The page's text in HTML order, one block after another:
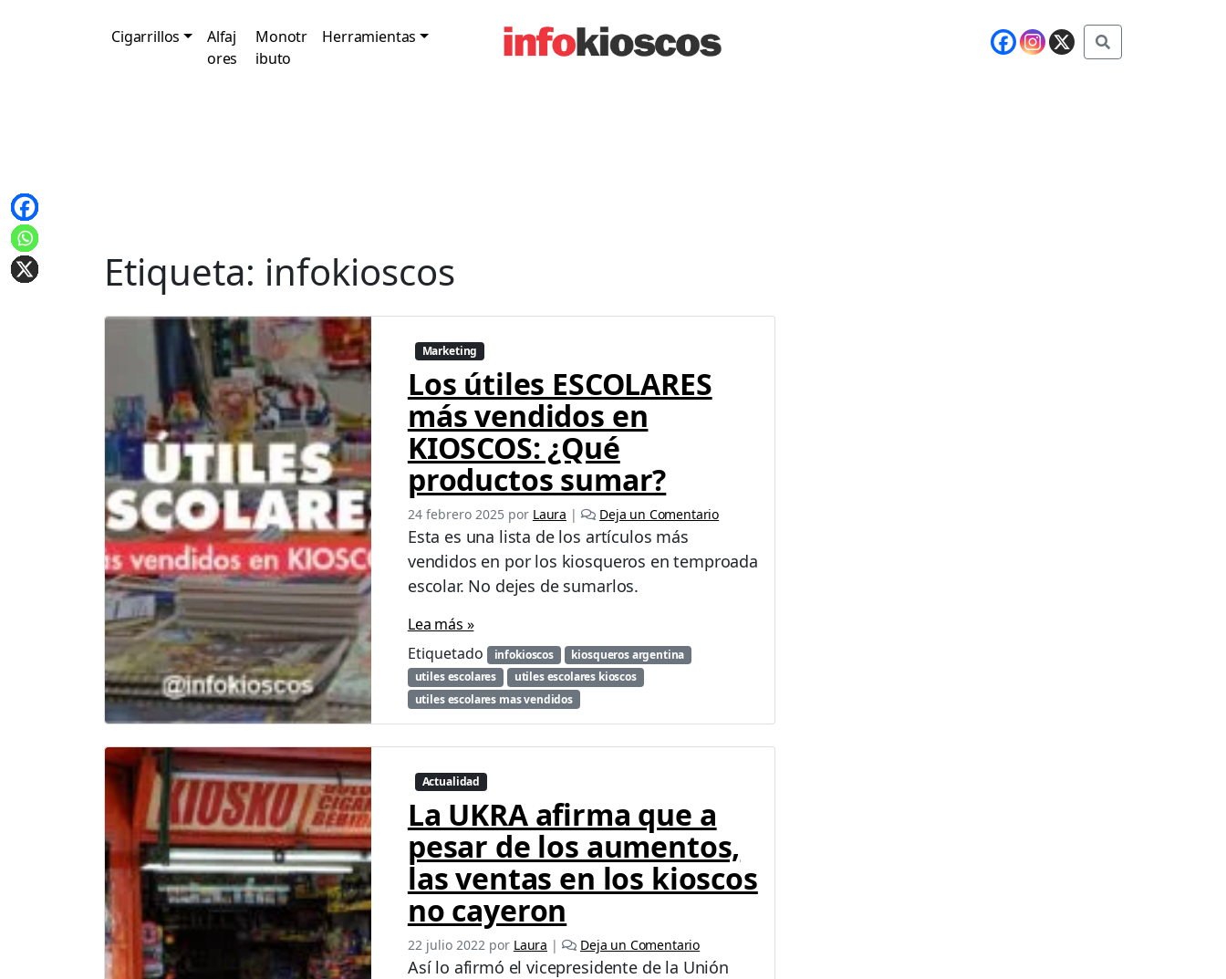
Cigarrillos
Alfaj
ores
Monotr
ibuto
Herramientas
Etiqueta: infokioscos
Marketing
Los útiles ESCOLARES
más vendidos en
KIOSCOS: ¿Qué
productos sumar?
24 febrero 2025 por Laura | Deja un Comentario
Esta es una lista de los artículos más
vendidos en por los kiosqueros en temproada
escolar. No dejes de sumarlos.
Lea más »
Etiquetado
infokioscos
kiosqueros argentina
utiles escolares
utiles escolares kioscos
utiles escolares mas vendidos
Actualidad
La UKRA afirma que a
pesar de los aumentos,
las ventas en los kioscos
no cayeron
22 julio 2022por Laura | Deja un Comentario
Así lo afirmó el vicepresidente de la Unión